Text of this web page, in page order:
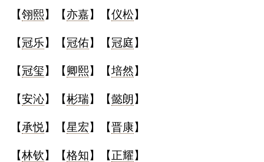
【翎熙】【亦嘉】【仪松】
【冠乐】【冠佑】【冠庭】
【冠玺】【卿熙】【培然】
【安沁】【彬瑞】【懿朗 】
【承悦】【星宏】【晋康】
【林钦】【格知】【正耀】